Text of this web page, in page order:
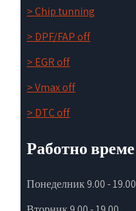
> Chip tunning
> DPF/FAP off
> EGR off
> Vmax off
> DTC off
Работно време
Понеделник 9.00 - 19.00